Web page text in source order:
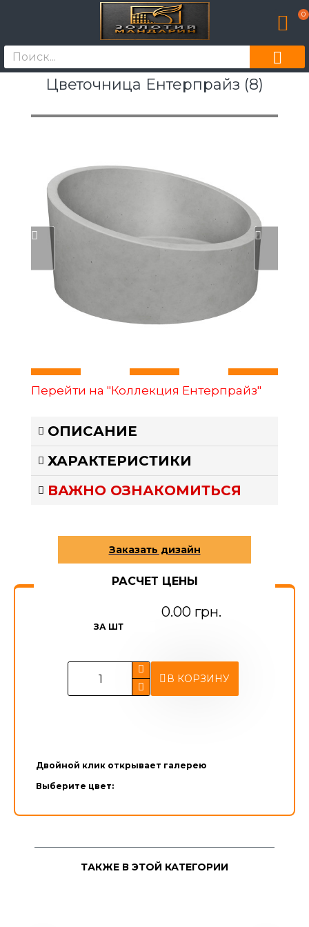
0
Цветочница Ентерпрайз (8)
Перейти на "Коллекция Ентерпрайз"
ОПИСАНИЕ
ХАРАКТЕРИСТИКИ
ВАЖНО ОЗНАКОМИТЬСЯ
РАСЧЕТ ЦЕНЫ
ЗА ШТ
0.00 грн.
В КОРЗИНУ
Двойной клик открывает галерею
Выберите цвет:
ТАКЖЕ В ЭТОЙ КАТЕГОРИИ